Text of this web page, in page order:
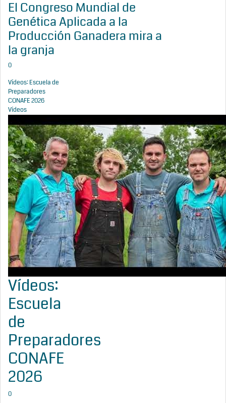
El Congreso Mundial de
Genética Aplicada a la
Producción Ganadera mira a
la granja
0
Vídeos: Escuela de
Preparadores
CONAFE 2026
Vídeos
Vídeos:
Escuela
de
Preparadores
CONAFE
2026
0